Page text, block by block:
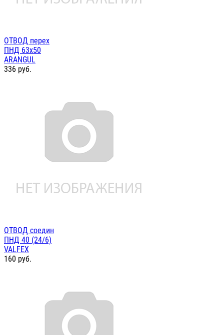
ОТВОД перех
ПНД 63х50
ARANGUL
336 руб.
ОТВОД соедин
ПНД 40 (24/6)
VALFEX
160 руб.